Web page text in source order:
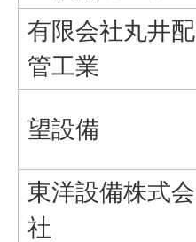
有限会社丸井配
管工業
望設備
東洋設備株式会
社